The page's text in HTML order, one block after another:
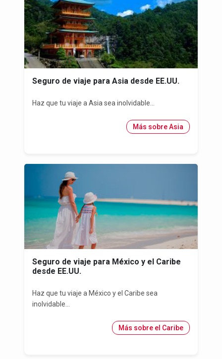
Seguro de viaje para Asia desde EE.UU.
Haz que tu viaje a Asia sea inolvidable...
Más sobre Asia
Seguro de viaje para México y el Caribe
desde EE.UU.
Haz que tu viaje a México y el Caribe sea
inolvidable...
Más sobre el Caribe